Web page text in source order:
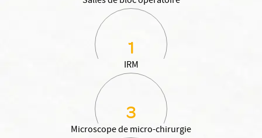
1
IRM
3
Microscope de micro-chirurgie